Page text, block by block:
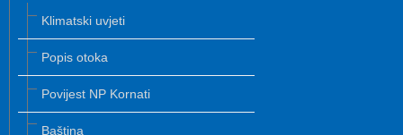
Klimatski uvjeti
Popis otoka
Povijest NP Kornati
Baština